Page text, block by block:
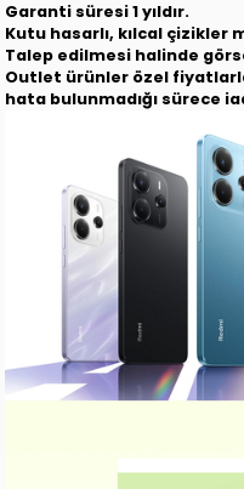
Garanti süresi 1 yıldır.
Kutu hasarlı, kılcal çizikler
Talep edilmesi halinde
Outlet ürünler özel
hata bulunmadığı sürece